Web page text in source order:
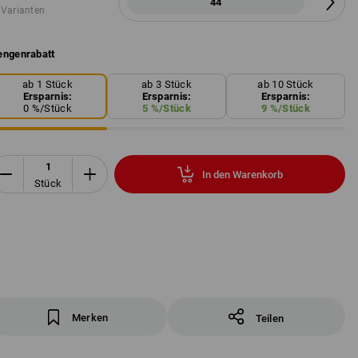
ab 1 Stück
Ersparnis:
0 %/Stück
ab 3 Stück
Ersparnis:
5 %/Stück
ab 10 Stück
Ersparnis:
9 %/Stück
Stück
In den Warenkorb
Merken Teilen